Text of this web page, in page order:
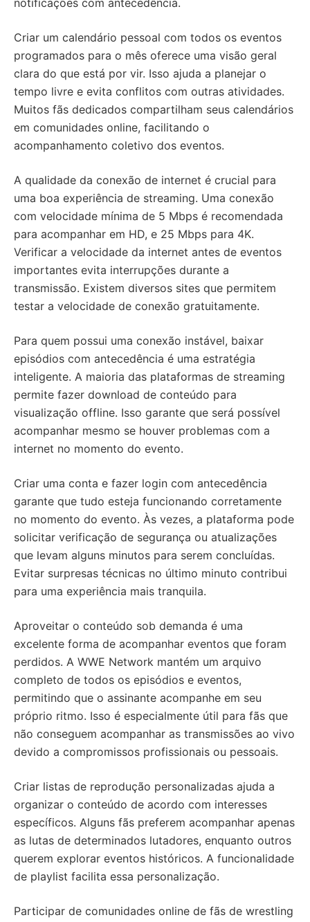
notificações com antecedência.
Criar um calendário pessoal com todos os eventos
programados para o mês oferece uma visão geral
clara do que está por vir. Isso ajuda a planejar o
tempo livre e evita conflitos com outras atividades.
Muitos fãs dedicados compartilham seus calendários
em comunidades online, facilitando o
acompanhamento coletivo dos eventos.
A qualidade da conexão de internet é crucial para
uma boa experiência de streaming. Uma conexão
com velocidade mínima de 5 Mbps é recomendada
para acompanhar em HD, e 25 Mbps para 4K.
Verificar a velocidade da internet antes de eventos
importantes evita interrupções durante a
transmissão. Existem diversos sites que permitem
testar a velocidade de conexão gratuitamente.
Para quem possui uma conexão instável, baixar
episódios com antecedência é uma estratégia
inteligente. A maioria das plataformas de streaming
permite fazer download de conteúdo para
visualização offline. Isso garante que será possível
acompanhar mesmo se houver problemas com a
internet no momento do evento.
Criar uma conta e fazer login com antecedência
garante que tudo esteja funcionando corretamente
no momento do evento. Às vezes, a plataforma pode
solicitar verificação de segurança ou atualizações
que levam alguns minutos para serem concluídas.
Evitar surpresas técnicas no último minuto contribui
para uma experiência mais tranquila.
Aproveitar o conteúdo sob demanda é uma
excelente forma de acompanhar eventos que foram
perdidos. A WWE Network mantém um arquivo
completo de todos os episódios e eventos,
permitindo que o assinante acompanhe em seu
próprio ritmo. Isso é especialmente útil para fãs que
não conseguem acompanhar as transmissões ao vivo
devido a compromissos profissionais ou pessoais.
Criar listas de reprodução personalizadas ajuda a
organizar o conteúdo de acordo com interesses
específicos. Alguns fãs preferem acompanhar apenas
as lutas de determinados lutadores, enquanto outros
querem explorar eventos históricos. A funcionalidade
de playlist facilita essa personalização.
Participar de comunidades online de fãs de wrestling